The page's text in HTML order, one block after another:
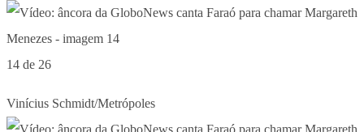
14 de 26
Vinícius Schmidt/Metrópoles